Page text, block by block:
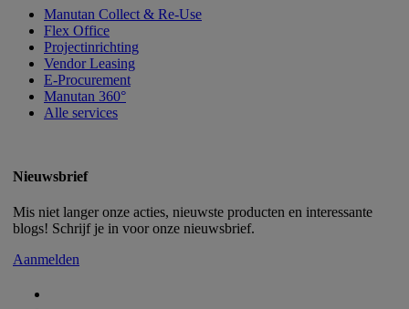
Manutan Collect & Re-Use
Flex Office
Projectinrichting
Vendor Leasing
E-Procurement
Manutan 360°
Alle services
Nieuwsbrief
Mis niet langer onze acties, nieuwste producten en interessante
blogs! Schrijf je in voor onze nieuwsbrief.
Aanmelden